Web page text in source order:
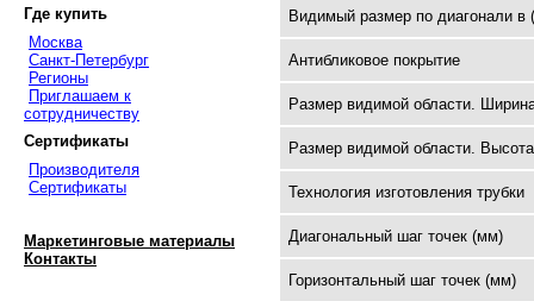
Где купить
Москва
Санкт-Петербург
Регионы
Приглашаем к
сотрудничеству
Сертификаты
Производителя
Сертификаты
Маркетинговые материалы
Контакты
Видимый размер по диагонали в
Антибликовое покрытие
Размер видимой области.
Размер видимой области.
Технология изготовления трубки
Диагональный шаг точек (мм)
Горизонтальный шаг точек (мм)